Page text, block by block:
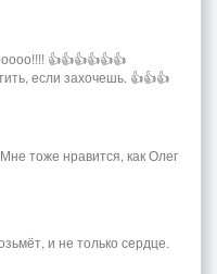
👍👍👍👍👍👍
если захочешь. 👍👍👍
тоже нравится, как Олег
и не только сердце.